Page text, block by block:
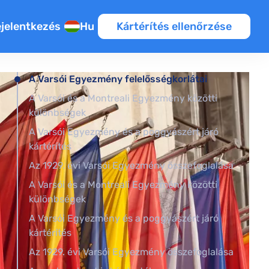
Hu Kártérítés ellenőrzése
A Varsói Egyezmény felelősségkorlátai
A Varsói és a Montreali Egyezmény közötti
különbségek
A Varsói Egyezmény és a poggyászért járó
kártérítés
Az 1929. évi Varsói Egyezmény összefoglalása
A Varsói és a Montreali Egyezmény közötti
különbségek
A Varsói Egyezmény és a poggyászért járó
kártérítés
Az 1929. évi Varsói Egyezmény összefoglalása